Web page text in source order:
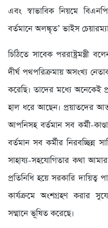
এবং স্বাভাবিক নিয়মে
বর্তমানে অলঙ্কৃত’ ভাইস
চিঠিতে সাবেক পররাষ্ট্রমন্ত্রী
দীর্ঘ পথপরিক্রমায় অসংখ্য
করেছি। তাদের মধ্যে অনেকেই
হাল ধরে আছেন। প্রয়াতদের
আপনিসহ বর্তমান সব কর্মী-
বর্তমান সব কর্মীর নিরবচ্ছিন্ন
সাহায্য-সহযোগিতার কথা
প্রতিনিধি হয়ে সরকারি
কার্যক্রমে অংশগ্রহণ করার
সম্মানে ভূষিত করেছে।